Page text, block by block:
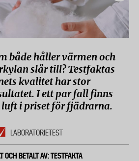
både håller värmen och
slår till? Testfaktas
kvalitet har stor
I ett par fall finns
luft i priset för fjädrarna.
LABORATORIETEST
OCH BETALT AV: TESTFAKTA